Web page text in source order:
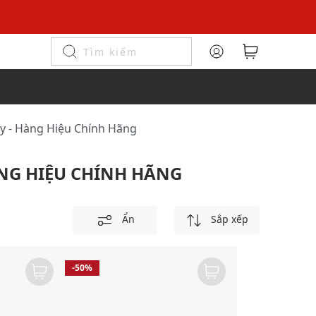
- Hàng Hiệu Chính Hãng
HIỆU CHÍNH HÃNG
Ẩn Sắp xếp
-50%